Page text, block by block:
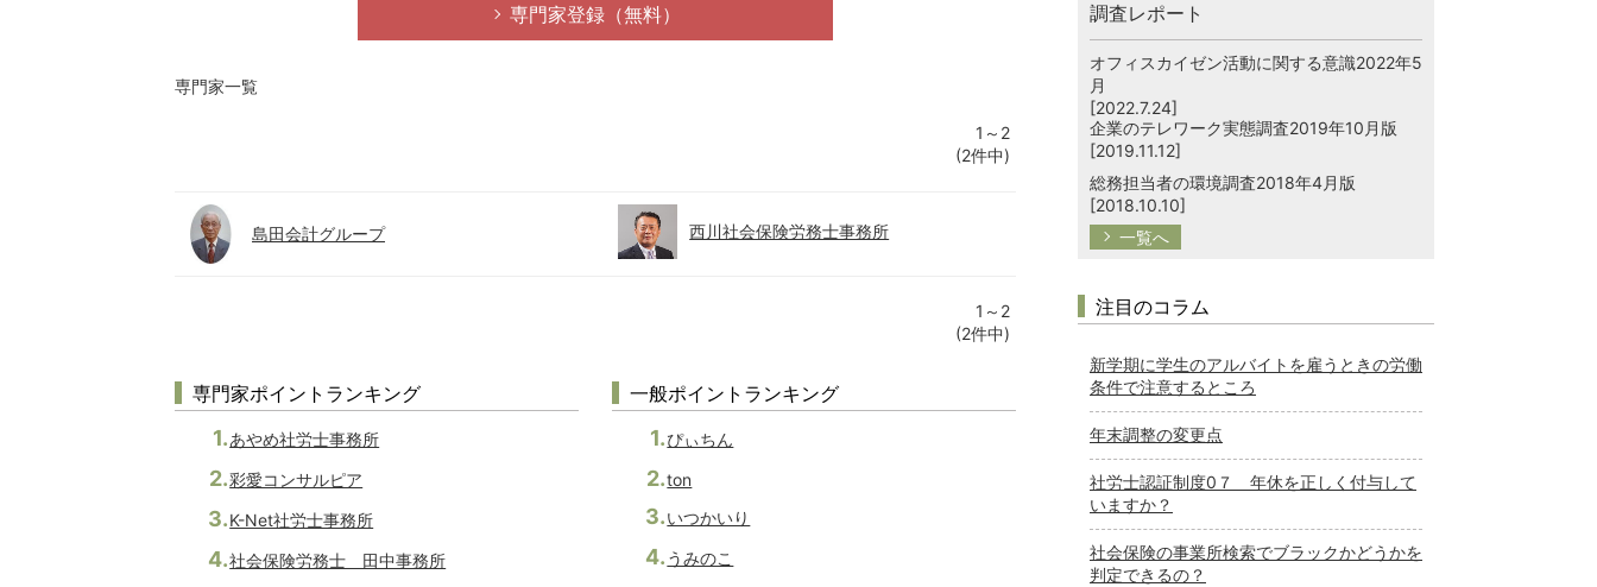
専門家登録（無料）
専門家一覧
1～2
(2件中)
島田会計グループ 西川社会保険労務士事務所
1～2
(2件中)
専門家ポイントランキング
あやめ社労士事務所
彩愛コンサルピア
K-Net社労士事務所
社会保険労務士 田中事務所
一般ポイントランキング
ぴぃちん
ton
いつかいり
うみのこ
調査レポート
オフィスカイゼン活動に関する意識2022年5
月
[2022.7.24]
企業のテレワーク実態調査2019年10月版
[2019.11.12]
総務担当者の環境調査2018年4月版
[2018.10.10]
一覧へ
注目のコラム
新学期に学生のアルバイトを雇うときの労働
条件で注意するところ
年末調整の変更点
社労士認証制度0７ 年休を正しく付与して
いますか？
社会保険の事業所検索でブラックかどうかを
判定できるの？